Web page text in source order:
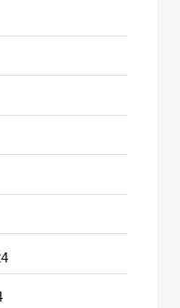
and Technology
Internet
Remodeling